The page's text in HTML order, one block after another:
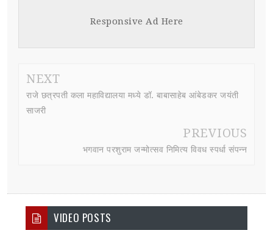
VIDEO POSTS
Responsive Ad Here
NEXT
राजे छत्रपती कला महाविद्यालया मध्ये डॉ. बाबासाहेब आंबेडकर जयंती
साजरी
PREVIOUS
भगवान परशुराम जन्मोत्सव निमित्य विवध स्पर्धा संपन्न